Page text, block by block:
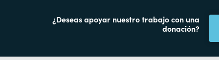
¿Deseas apoyar nuestro trabajo con una
donación?